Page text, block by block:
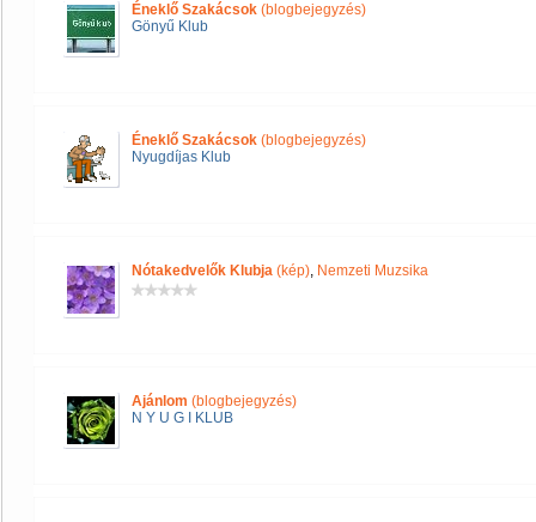
Éneklő Szakácsok (blogbejegyzés)
Gönyű Klub
Éneklő Szakácsok (blogbejegyzés)
Nyugdíjas Klub
Nótakedvelők Klubja (kép), Nemzeti Muzsika
Ajánlom (blogbejegyzés)
N Y U G I KLUB